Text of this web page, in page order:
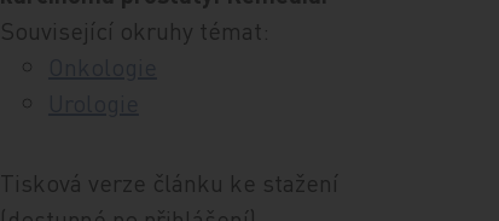
Související okruhy témat:
Tisková verze článku ke stažení